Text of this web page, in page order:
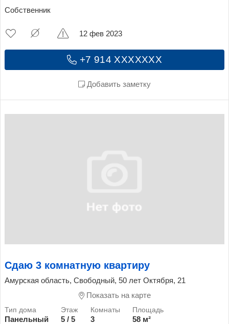
Собственник
+7 914 XXXXXXX
Добавить заметку
12 фев 2023
Сдаю 3 комнатную квартиру
Амурская область, Свободный, 50 лет Октября, 21
Показать на карте
Панельный 5 / 5 3
58 м²